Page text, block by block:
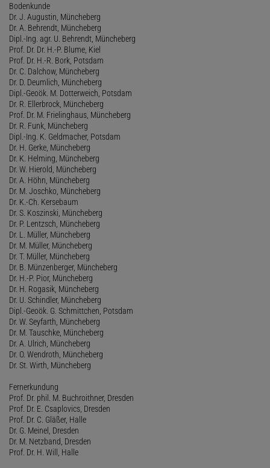
Bodenkunde
Dr. J. Augustin, Müncheberg
Dr. A. Behrendt, Müncheberg
Dipl.-Ing. agr. U. Behrendt, Müncheberg
Prof. Dr. Dr. H.-P. Blume, Kiel
Prof. Dr. H.-R. Bork, Potsdam
Dr. C. Dalchow, Müncheberg
Dr. D. Deumlich, Müncheberg
Dipl.-Geoök. M. Dotterweich, Potsdam
Dr. R. Ellerbrock, Müncheberg
Prof. Dr. M. Frielinghaus, Müncheberg
Dr. R. Funk, Müncheberg
Dipl.-Ing. K. Geldmacher, Potsdam
Dr. H. Gerke, Müncheberg
Dr. K. Helming, Müncheberg
Dr. W. Hierold, Müncheberg
Dr. A. Höhn, Müncheberg
Dr. M. Joschko, Müncheberg
Dr. K.-Ch. Kersebaum
Dr. S. Koszinski, Müncheberg
Dr. P. Lentzsch, Müncheberg
Dr. L. Müller, Müncheberg
Dr. M. Müller, Müncheberg
Dr. T. Müller, Müncheberg
Dr. B. Münzenberger, Müncheberg
Dr. H.-P. Pior, Müncheberg
Dr. H. Rogasik, Müncheberg
Dr. U. Schindler, Müncheberg
Dipl.-Geoök. G. Schmittchen, Potsdam
Dr. W. Seyfarth, Müncheberg
Dr. M. Tauschke, Müncheberg
Dr. A. Ulrich, Müncheberg
Dr. O. Wendroth, Müncheberg
Dr. St. Wirth, Müncheberg
Fernerkundung
Prof. Dr. phil. M. Buchroithner, Dresden
Prof. Dr. E. Csaplovics, Dresden
Prof. Dr. C. Gläßer, Halle
Dr. G. Meinel, Dresden
Dr. M. Netzband, Dresden
Prof. Dr. H. Will, Halle